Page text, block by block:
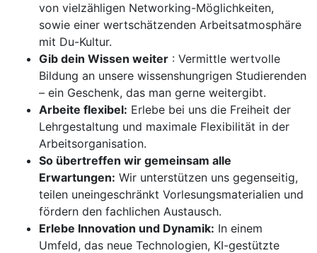
von vielzähligen Networking-Möglichkeiten,
sowie einer wertschätzenden Arbeitsatmosphäre
mit Du-Kultur.
Gib dein Wissen weiter : Vermittle wertvolle
Bildung an unsere wissenshungrigen Studierenden
– ein Geschenk, das man gerne weitergibt.
Arbeite flexibel: Erlebe bei uns die Freiheit der
Lehrgestaltung und maximale Flexibilität in der
Arbeitsorganisation.
So übertreffen wir gemeinsam alle
Erwartungen: Wir unterstützen uns gegenseitig,
teilen uneingeschränkt Vorlesungsmaterialien und
fördern den fachlichen Austausch.
Erlebe Innovation und Dynamik: In einem
Umfeld, das neue Technologien, KI-gestützte